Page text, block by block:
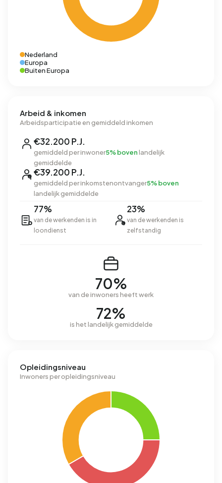
Nederland
Europa
Buiten Europa
Arbeid & inkomen
Arbeidsparticipatie en gemiddeld inkomen
€32.200 P.J.
gemiddeld per inwoner5% bovenlandelijk
gemiddelde
€39.200 P.J.
gemiddeld per inkomstenontvanger5% boven
landelijk gemiddelde
77%
van de werkenden is in
loondienst
23%
van de werkenden is
zelfstandig
70%
van de inwoners heeft werk
72%
is het landelijk gemiddelde
Opleidingsniveau
Inwoners per opleidingsniveau